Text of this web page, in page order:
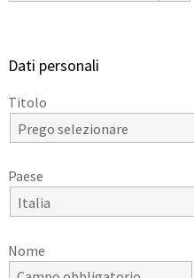
Dati personali
Titolo
Prego selezionare
Paese
Italia
Nome